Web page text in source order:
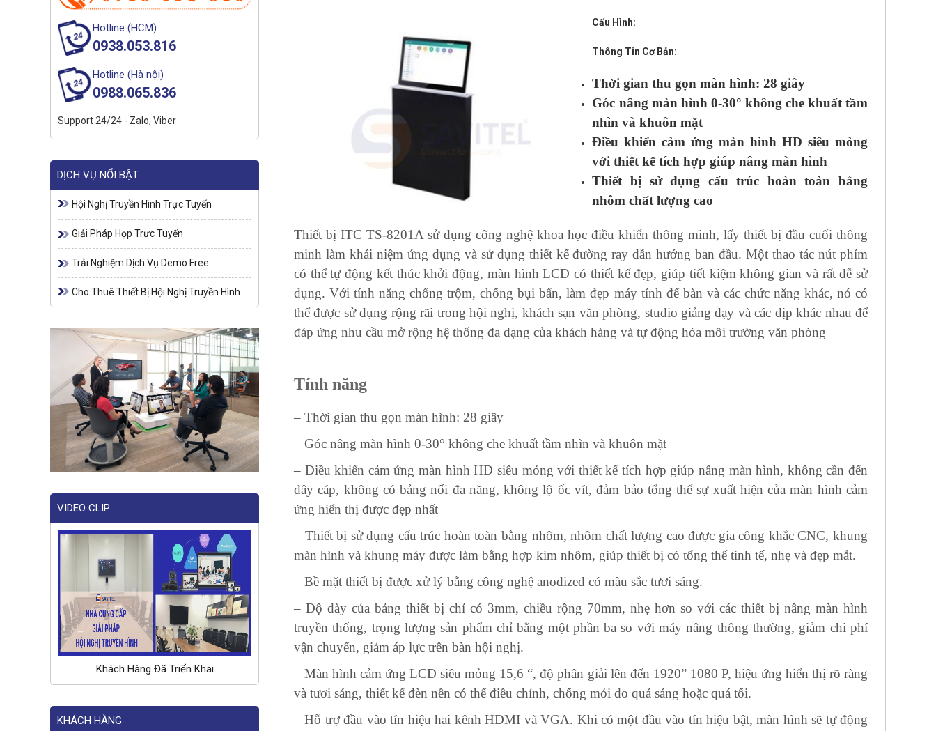
Hotline (HCM)
0938.053.816
Hotline (Hà nội)
0988.065.836
Support 24/24 - Zalo, Viber
DỊCH VỤ NỔI BẬT
Hội Nghị Truyền Hình Trực Tuyến
Giải Pháp Họp Trực Tuyến
Trải Nghiệm Dịch Vụ Demo Free
Cho Thuê Thiết Bị Hội Nghị Truyền Hình
VIDEO CLIP
Khách Hàng Đã Triển Khai
KHÁCH HÀNG
Cấu Hình:
Thông Tin Cơ Bản:
Thời gian thu gọn màn hình: 28 giây
Góc nâng màn hình 0-30° không che khuất tầm
nhìn và khuôn mặt
Điều khiển cảm ứng màn hình HD siêu mỏng
với thiết kế tích hợp giúp nâng màn hình
Thiết bị sử dụng cấu trúc hoàn toàn bằng
nhôm chất lượng cao
Thiết bị ITC TS-8201A sử dụng công nghệ khoa học điều khiển thông minh, lấy thiết bị đầu cuối thông
minh làm khái niệm ứng dụng và sử dụng thiết kế đường ray dẫn hướng ban đầu. Một thao tác nút phím
có thể tự động kết thúc khởi động, màn hình LCD có thiết kế đẹp, giúp tiết kiệm không gian và rất dễ sử
dụng. Với tính năng chống trộm, chống bụi bẩn, làm đẹp máy tính để bàn và các chức năng khác, nó có
thể được sử dụng rộng rãi trong hội nghị, khách sạn văn phòng, studio giảng dạy và các dịp khác nhau để
đáp ứng nhu cầu mở rộng hệ thống đa dạng của khách hàng và tự động hóa môi trường văn phòng
Tính năng
– Thời gian thu gọn màn hình: 28 giây
– Góc nâng màn hình 0-30° không che khuất tầm nhìn và khuôn mặt
– Điều khiển cảm ứng màn hình HD siêu mỏng với thiết kế tích hợp giúp nâng màn hình, không cần đến
dây cáp, không có bảng nối đa năng, không lộ ốc vít, đảm bảo tổng thể sự xuất hiện của màn hình cảm
ứng hiển thị được đẹp nhất
– Thiết bị sử dụng cấu trúc hoàn toàn bằng nhôm, nhôm chất lượng cao được gia công khắc CNC, khung
màn hình và khung máy được làm bằng hợp kim nhôm, giúp thiết bị có tổng thể tinh tế, nhẹ và đẹp mắt.
– Bề mặt thiết bị được xử lý bằng công nghệ anodized có màu sắc tươi sáng.
– Độ dày của bảng thiết bị chỉ có 3mm, chiều rộng 70mm, nhẹ hơn so với các thiết bị nâng màn hình
truyền thống, trọng lượng sản phẩm chỉ bằng một phần ba so với máy nâng thông thường, giảm chi phí
vận chuyển, giảm áp lực trên bàn hội nghị.
– Màn hình cảm ứng LCD siêu mỏng 15,6 “, độ phân giải lên đến 1920” 1080 P, hiệu ứng hiển thị rõ ràng
và tươi sáng, thiết kế đèn nền có thể điều chỉnh, chống mỏi do quá sáng hoặc quá tối.
– Hỗ trợ đầu vào tín hiệu hai kênh HDMI và VGA. Khi có một đầu vào tín hiệu bật, màn hình sẽ tự động